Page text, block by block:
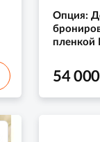
Опция:
пленкой
54 000